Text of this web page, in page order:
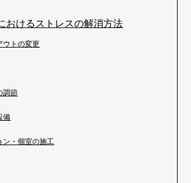
おけるストレスの解消方法
ウトの変更
調節
備
ン・個室の施工